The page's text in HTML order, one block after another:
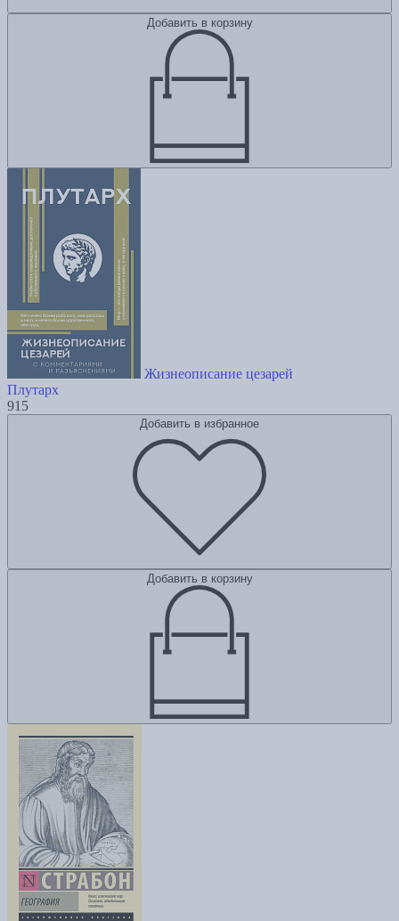
Добавить в корзину
Жизнеописание цезарей
Плутарх
915
Добавить в избранное
Добавить в корзину